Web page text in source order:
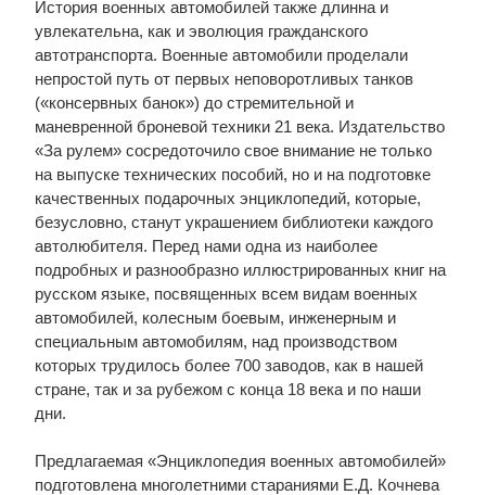
История военных автомобилей также длинна и
увлекательна, как и эволюция гражданского
автотранспорта. Военные автомобили проделали
непростой путь от первых неповоротливых танков
(«консервных банок») до стремительной и
маневренной броневой техники 21 века. Издательство
«За рулем» сосредоточило свое внимание не только
на выпуске технических пособий, но и на подготовке
качественных подарочных энциклопедий, которые,
безусловно, станут украшением библиотеки каждого
автолюбителя. Перед нами одна из наиболее
подробных и разнообразно иллюстрированных книг на
русском языке, посвященных всем видам военных
автомобилей, колесным боевым, инженерным и
специальным автомобилям, над производством
которых трудилось более 700 заводов, как в нашей
стране, так и за рубежом с конца 18 века и по наши
дни.
Предлагаемая «Энциклопедия военных автомобилей»
подготовлена многолетними стараниями Е.Д. Кочнева